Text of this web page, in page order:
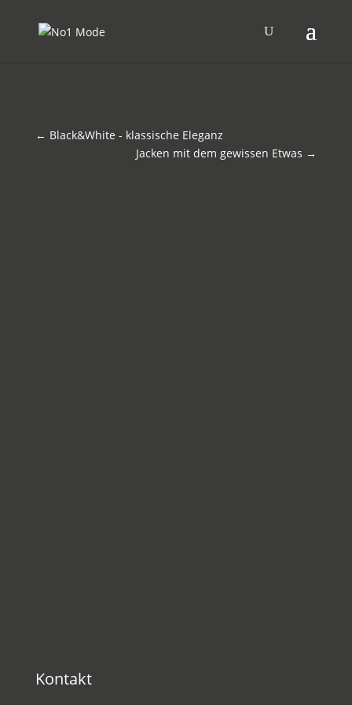
← Black&White - klassische Eleganz
Jacken mit dem gewissen Etwas →
Kontakt